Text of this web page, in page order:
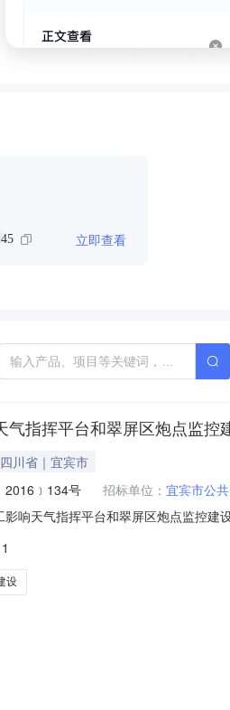
45 立即查看
气指挥平台和翠屏区炮点监控
四川省｜宜宾市
号 招标单位： 宜宾市公
影响天气指挥平台和翠屏区炮点监控
：集中采购采购内容采购公告更正公告
设